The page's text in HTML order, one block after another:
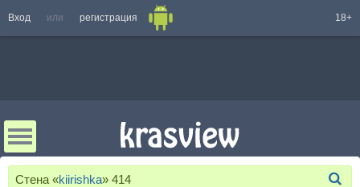
Вход или регистрация 18+
Стена «kiirishka» 414